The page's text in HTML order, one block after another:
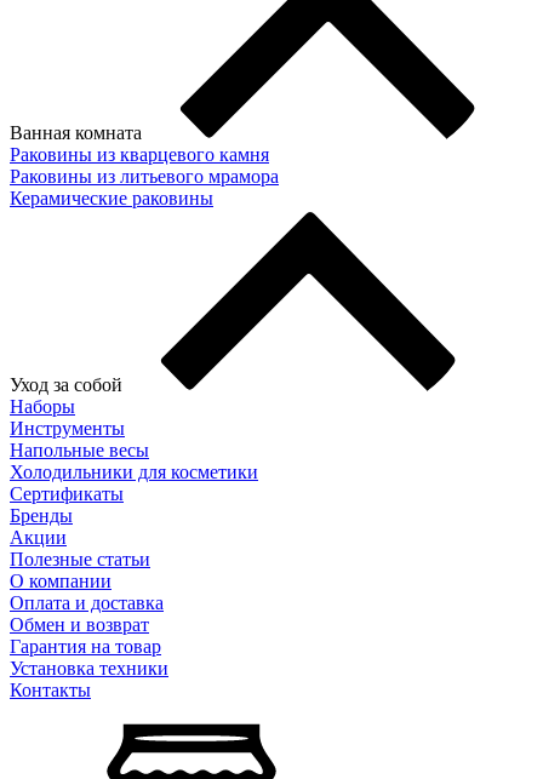
Ванная комната
Раковины из кварцевого камня
Раковины из литьевого мрамора
Керамические раковины
Уход за собой
Наборы
Инструменты
Напольные весы
Холодильники для косметики
Сертификаты
Бренды
Акции
Полезные статьи
О компании
Оплата и доставка
Обмен и возврат
Гарантия на товар
Установка техники
Контакты